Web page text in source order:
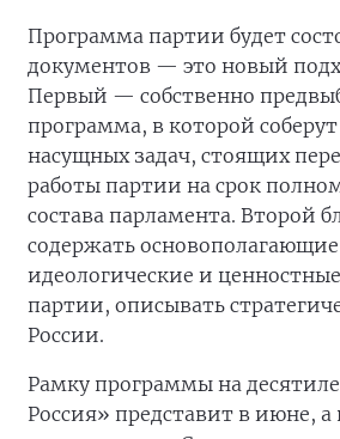
Программа партии будет
документов — это новый
Первый — собственно
программа, в которой
насущных задач, стоящих
работы партии на срок
состава парламента. Второй
содержать основополагающие
идеологические и
партии, описывать
России.
Рамку программы на
Россия» представит в июне, а